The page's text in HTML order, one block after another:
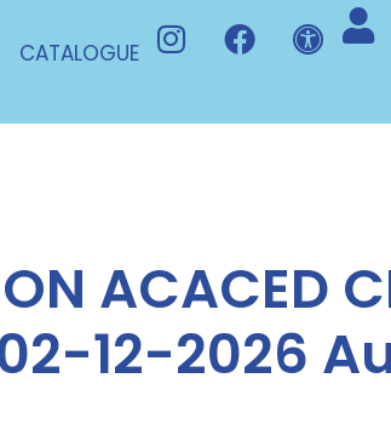
CATALOGUE
ACACED
12-2026